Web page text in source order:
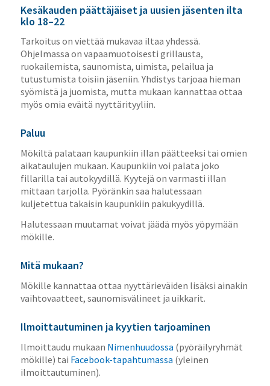
Kesäkauden päättäjäiset ja uusien jäsenten ilta
klo 18–22
Tarkoitus on viettää mukavaa iltaa yhdessä.
Ohjelmassa on vapaamuotoisesti grillausta,
ruokailemista, saunomista, uimista, pelailua ja
tutustumista toisiin jäseniin. Yhdistys tarjoaa hieman
syömistä ja juomista, mutta mukaan kannattaa ottaa
myös omia eväitä nyyttärityyliin.
Paluu
Mökiltä palataan kaupunkiin illan päätteeksi tai omien
aikataulujen mukaan. Kaupunkiin voi palata joko
fillarilla tai autokyydillä. Kyytejä on varmasti illan
mittaan tarjolla. Pyöränkin saa halutessaan
kuljetettua takaisin kaupunkiin pakukyydillä.
Halutessaan muutamat voivat jäädä myös yöpymään
mökille.
Mitä mukaan?
Mökille kannattaa ottaa nyyttärieväiden lisäksi ainakin
vaihtovaatteet, saunomisvälineet ja uikkarit.
Ilmoittautuminen ja kyytien tarjoaminen
Ilmoittaudu mukaan Nimenhuudossa (pyöräilyryhmät
mökille) tai Facebook-tapahtumassa (yleinen
ilmoittautuminen).